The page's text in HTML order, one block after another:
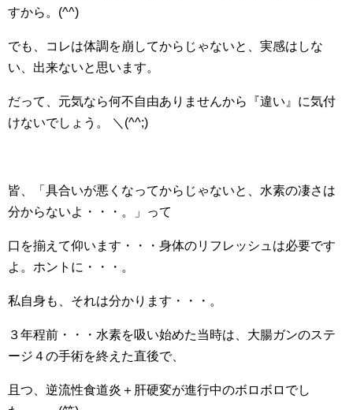
すから。(^^)
でも、コレは体調を崩してからじゃないと、実感はしな
い、出来ないと思います。
だって、元気なら何不自由ありませんから『違い』に気付
けないでしょう。 ＼(^^;)
皆、「具合いが悪くなってからじゃないと、水素の凄さは
分からないよ・・・。」って
口を揃えて仰います・・・身体のリフレッシュは必要です
よ。ホントに・・・。
私自身も、それは分かります・・・。
３年程前・・・水素を吸い始めた当時は、大腸ガンのステ
ージ４の手術を終えた直後で、
且つ、逆流性食道炎＋肝硬変が進行中のボロボロでし